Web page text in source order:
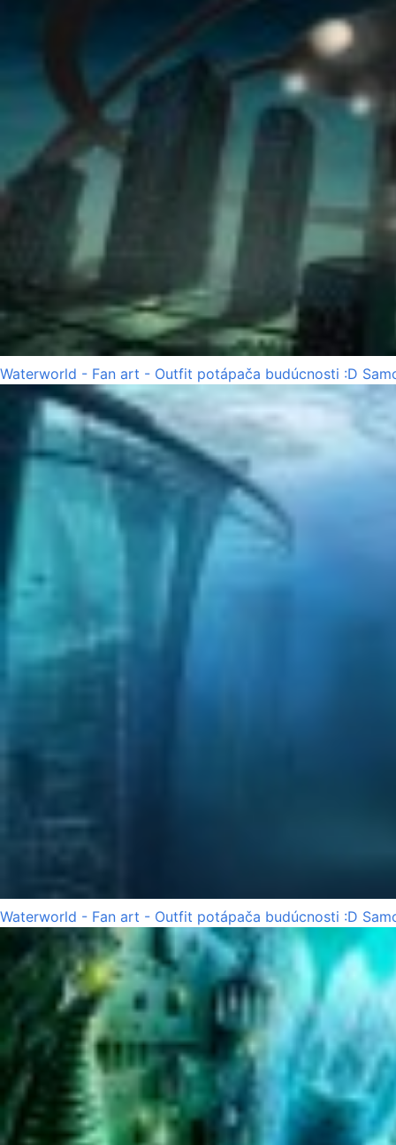
Waterworld - Fan art - Outfit potápača budúcnosti :D
Waterworld - Fan art - Outfit potápača budúcnosti :D